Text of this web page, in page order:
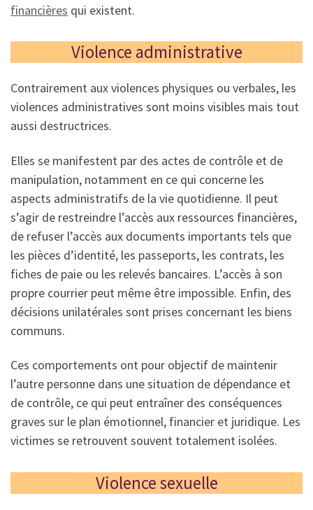
financières qui existent.
Violence administrative
Contrairement aux violences physiques ou verbales, les
violences administratives sont moins visibles mais tout
aussi destructrices.
Elles se manifestent par des actes de contrôle et de
manipulation, notamment en ce qui concerne les
aspects administratifs de la vie quotidienne. Il peut
s’agir de restreindre l’accès aux ressources financières,
de refuser l’accès aux documents importants tels que
les pièces d’identité, les passeports, les contrats, les
fiches de paie ou les relevés bancaires. L’accès à son
propre courrier peut même être impossible. Enfin, des
décisions unilatérales sont prises concernant les biens
communs.
Ces comportements ont pour objectif de maintenir
l’autre personne dans une situation de dépendance et
de contrôle, ce qui peut entraîner des conséquences
graves sur le plan émotionnel, financier et juridique. Les
victimes se retrouvent souvent totalement isolées.
Violence sexuelle